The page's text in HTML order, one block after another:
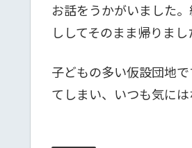
お話をうかがいました
ししてそのまま帰りまし
子どもの多い仮設団地
てしまい、いつも気に